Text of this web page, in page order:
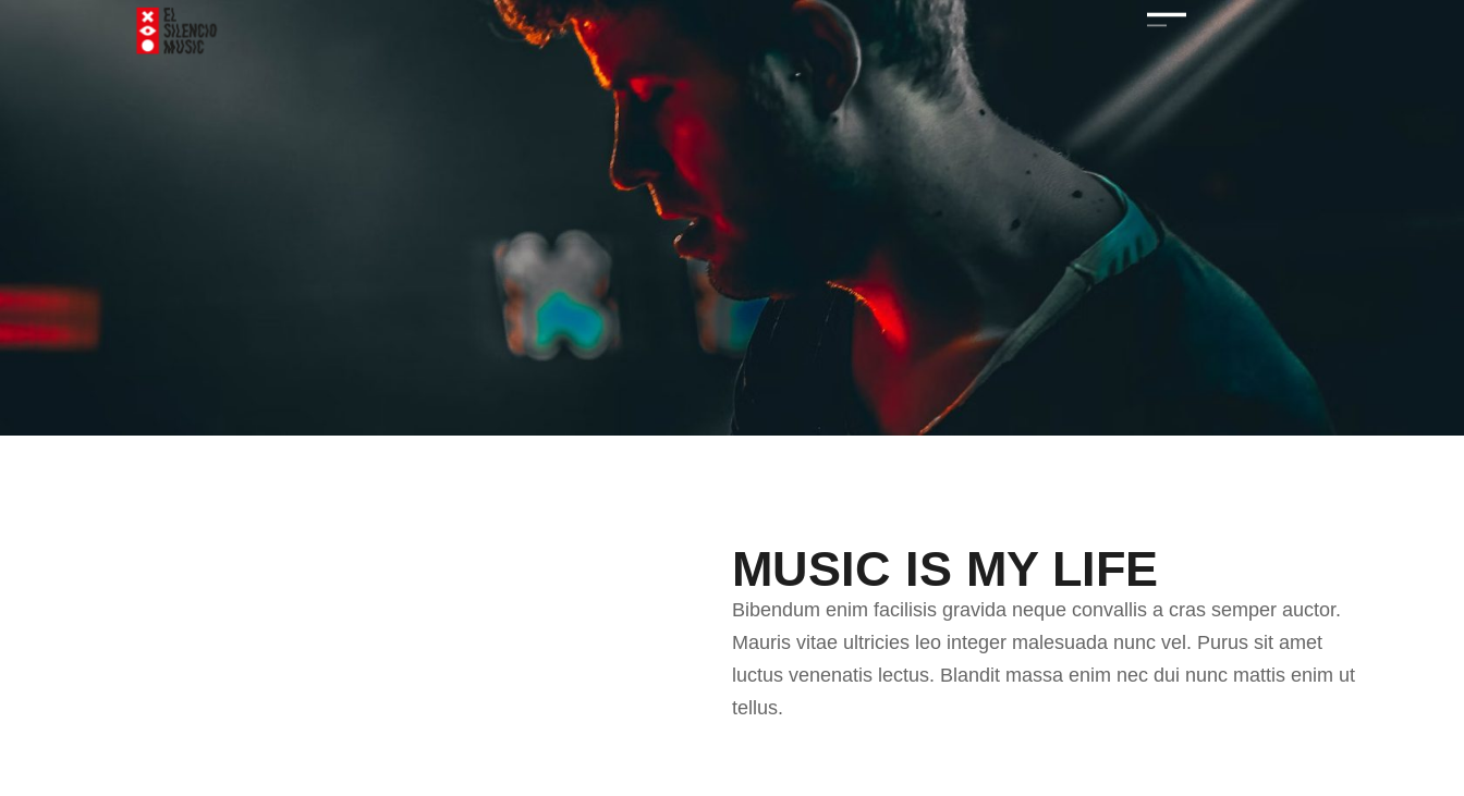
MUSIC IS MY LIFE
Bibendum enim facilisis gravida neque convallis a cras semper auctor.
Mauris vitae ultricies leo integer malesuada nunc vel. Purus sit amet
luctus venenatis lectus. Blandit massa enim nec dui nunc mattis enim ut
tellus.